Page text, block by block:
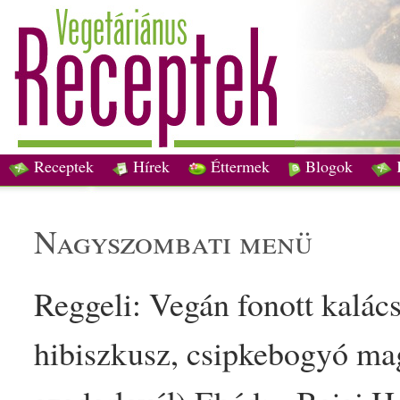
Receptek Hírek Éttermek Blogok
nagyszombati menü
Reggeli:Vegánfonott
hibiszkusz, csipkebogyó